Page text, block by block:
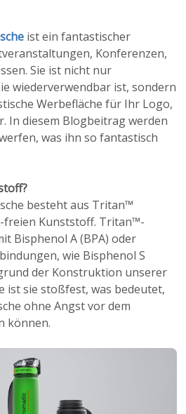
ist ein fantastischer
Konferenzen,
Sie ist nicht nur
wiederverwendbar ist, sondern
Werbefläche für Ihr Logo,
In diesem Blogbeitrag werden
was ihn so fantastisch
besteht aus Tritan™
freien Kunststoff. Tritan™-
Bisphenol A (BPA) oder
wie Bisphenol S
der Konstruktion unserer
ist sie stoßfest, was bedeutet,
ohne Angst vor dem
können.